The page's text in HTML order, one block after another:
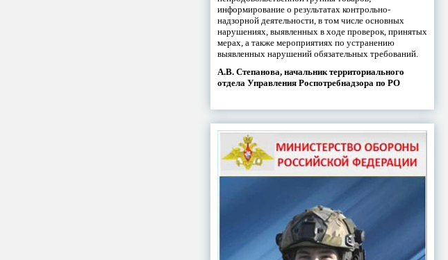
информирование о результатах контрольно-
надзорной деятельности, в том числе основных
нарушениях, выявленных в ходе проверок, принятых
мерах, а также мероприятиях по устранению
выявленных нарушений обязательных требований.
А.В. Степанова, начальник территориального
отдела Управления Роспотребнадзора по РО